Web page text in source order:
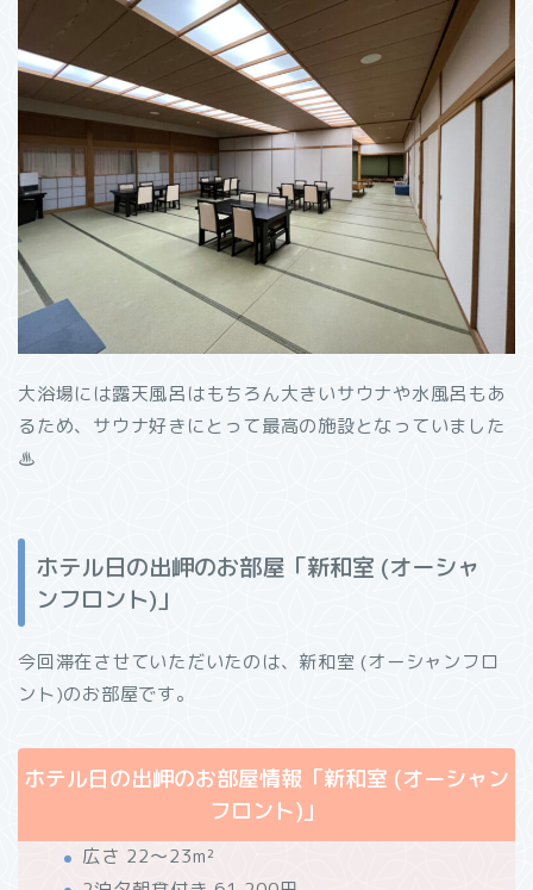
大浴場には露天風呂はもちろん大きいサウナや水風呂もあ
るため、サウナ好きにとって最高の施設となっていました
♨
ホテル日の出岬のお部屋「新和室 (オーシャ
ンフロント)」
今回滞在させていただいたのは、新和室 (オーシャンフロ
ント)のお部屋です。
ホテル日の出岬のお部屋情報「新和室 (オーシャン
フロント)」
広さ 22～23m²